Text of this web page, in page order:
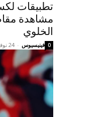
تطبيقات
مشاهدة
الخلوي
فينيسيوس - 24 نوفمبر 2023 0